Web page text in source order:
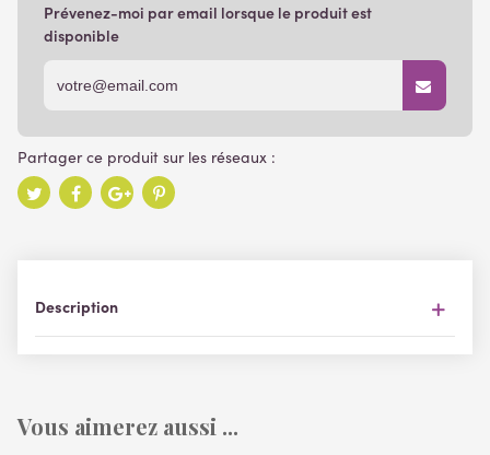
Prévenez-moi par email lorsque le produit est
disponible
Description
Vous aimerez aussi ...